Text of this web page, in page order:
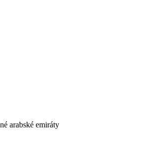
arabské emiráty